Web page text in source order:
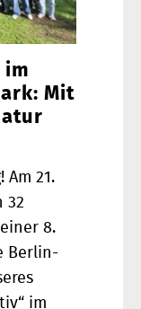
im
Mit
Am 21.
32
8.
Berlin-
im